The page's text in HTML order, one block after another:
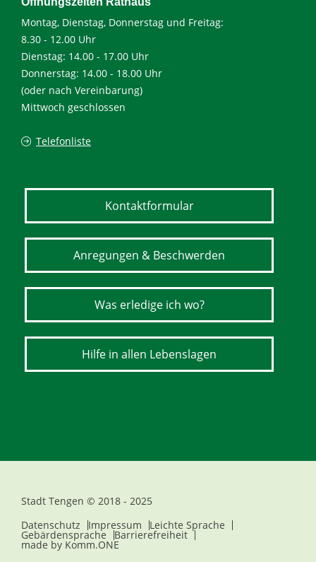
Montag, Dienstag, Donnerstag und Freitag:
8.30 - 12.00 Uhr
Dienstag: 14.00 - 17.00 Uhr
Donnerstag: 14.00 - 18.00 Uhr
(oder nach Vereinbarung)
Mittwoch geschlossen
Telefonliste
Kontaktformular
Anregungen & Beschwerden
Was erledige ich wo?
Hilfe in allen Lebenslagen
Stadt Tengen © 2018 - 2025
Datenschutz
Impressum Leichte Sprache
Gebärdensprache Barrierefreiheit
made by Komm.ONE